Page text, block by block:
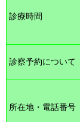
診療時間
診察予約について
所在地・電話番号